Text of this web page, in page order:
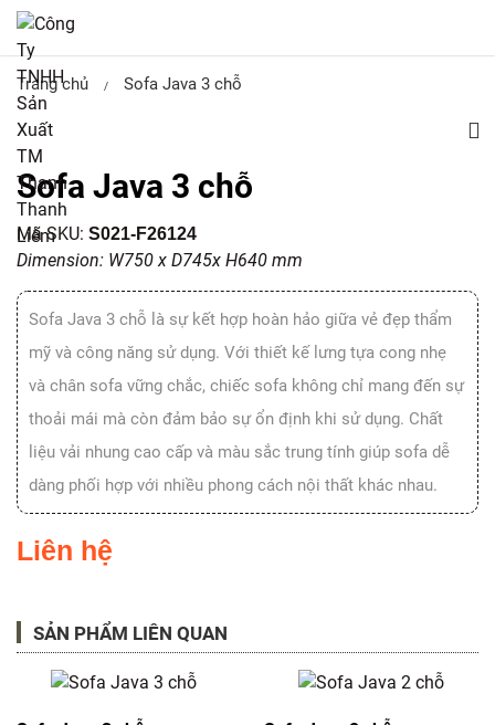
Trang chủ / Sofa Java 3 chỗ
Sofa Java 3 chỗ
Mã SKU: S021-F26124
Dimension: W750 x D745x H640 mm
Sofa Java 3 chỗ là sự kết hợp hoàn hảo giữa vẻ đẹp thẩm
mỹ và công năng sử dụng. Với thiết kế lưng tựa cong nhẹ
và chân sofa vững chắc, chiếc sofa không chỉ mang đến sự
thoải mái mà còn đảm bảo sự ổn định khi sử dụng. Chất
liệu vải nhung cao cấp và màu sắc trung tính giúp sofa dễ
dàng phối hợp với nhiều phong cách nội thất khác nhau.
Liên hệ
SẢN PHẨM LIÊN QUAN